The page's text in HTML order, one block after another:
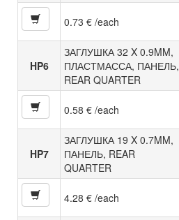
0.73 € /each
HP6
ЗАГЛУШКА 32 X 0.9MM,
ПЛАСТМАССА, ПАНЕЛЬ,
REAR QUARTER
0.58 € /each
HP7
ЗАГЛУШКА 19 X 0.7MM,
ПАНЕЛЬ, REAR
QUARTER
4.28 € /each